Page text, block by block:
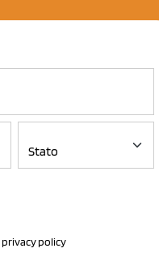
privacy policy